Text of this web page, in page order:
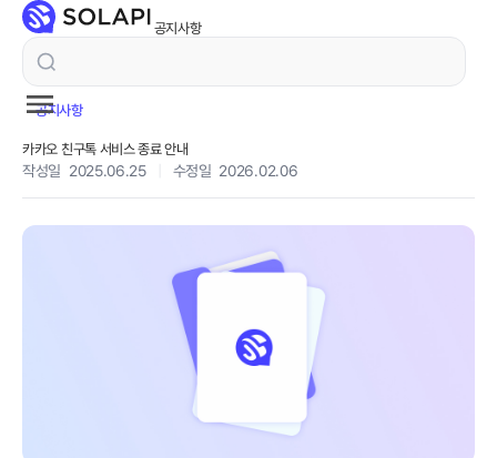
공지사항
공지사항
카카오 친구톡 서비스 종료 안내
작성일 2025.06.25 수정일 2026.02.06